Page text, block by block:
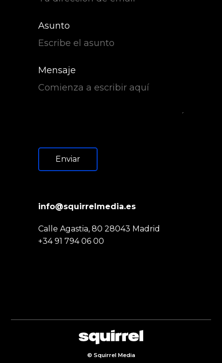
Asunto
Mensaje
Enviar
info@squirrelmedia.es
Calle Agastia, 80 28043 Madrid
+34 91 794 06 00
© Squirrel Media